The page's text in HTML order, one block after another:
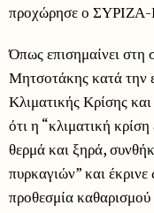
προχώρησε ο
Όπως επισημαίνει
Μητσοτάκης κατά την
Κλιματικής Κρίσης
ότι η “κλιματική
θερμά και ξηρά,
πυρκαγιών” και
προθεσμία